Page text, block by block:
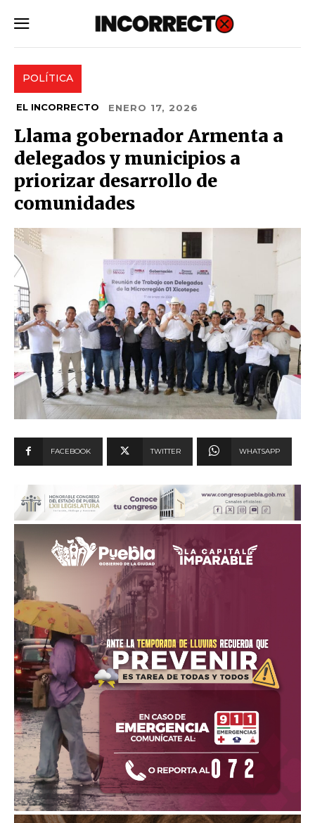
POLÍTICA
EL INCORRECTO ENERO 17, 2026
Llama gobernador Armenta a
delegados y municipios a
priorizar desarrollo de
comunidades
FACEBOOK TWITTER WHATSAPP